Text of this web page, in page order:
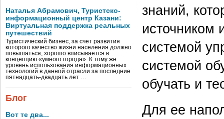
Наталья Абрамович, Туристско-
информационный центр Казани:
Виртуальная поддержка реальных
путешествий
Туристический бизнес, за счет развития
которого качество жизни населения должно
повышаться, хорошо вписывается в
концепцию «умного города». К тому же
уровень использования информационных
технологий в данной отрасли за последние
пятнадцать-двадцать лет …
Блог
Вот те два...
знаний,
источником
системой
системой
обучать и
Для ее